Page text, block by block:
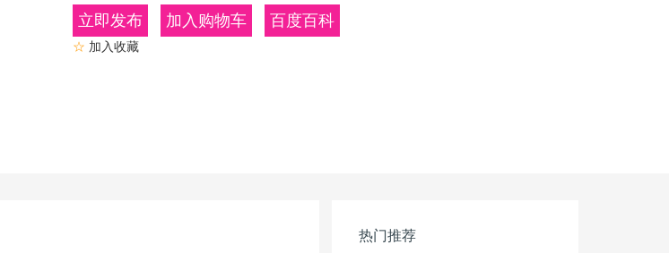
加入购物车 百度百科
☆ 加入收藏
热门推荐